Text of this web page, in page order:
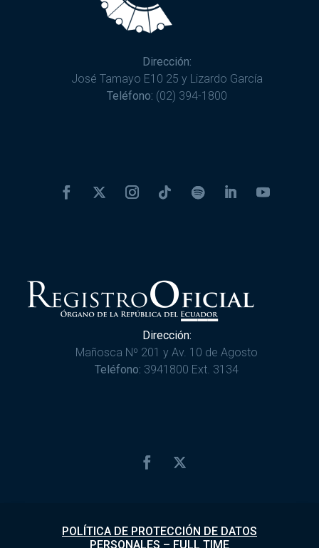
Dirección:
José Tamayo E10 25 y Lizardo García
Teléfono: (02) 394-1800
Dirección:
Mañosca Nº 201 y Av. 10 de Agosto
Teléfono: 3941800 Ext. 3134
POLÍTICA DE PROTECCIÓN DE DATOS
PERSONALES – FULL TIME